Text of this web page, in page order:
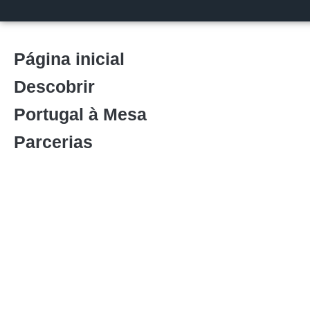
Página inicial
Descobrir
Portugal à Mesa
Parcerias